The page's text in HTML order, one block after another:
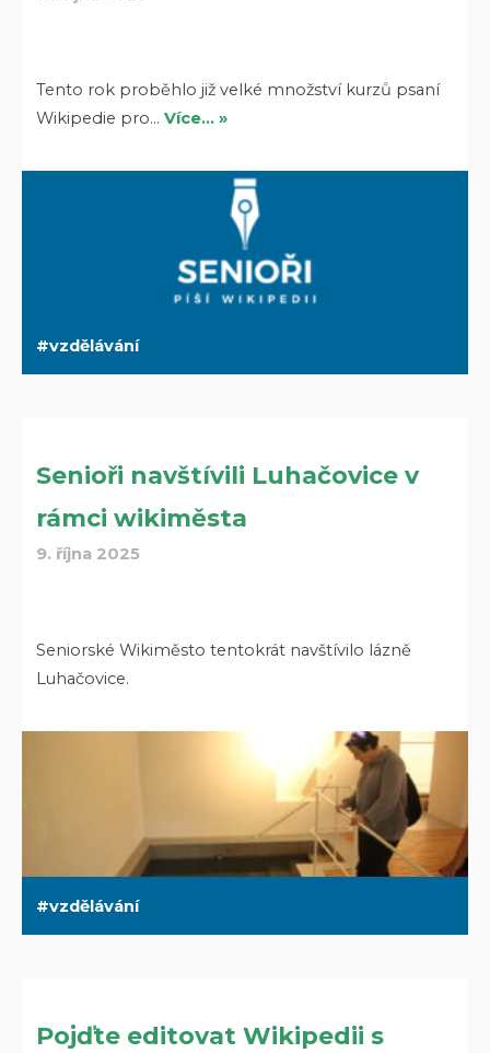
Tento rok proběhlo již velké množství kurzů psaní
Wikipedie pro…Více… »
vzdělávání
Senioři navštívili Luhačovice v
rámci wikiměsta
9. října 2025
Seniorské Wikiměsto tentokrát navštívilo lázně
Luhačovice.
vzdělávání
Pojďte editovat Wikipedii s